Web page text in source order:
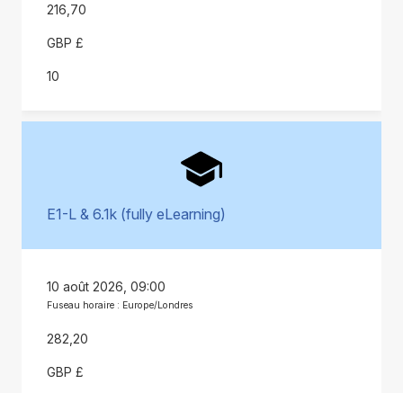
216,70
GBP £
10
E1-L & 6.1k (fully eLearning)
10 août 2026, 09:00
Fuseau horaire : Europe/Londres
282,20
GBP £